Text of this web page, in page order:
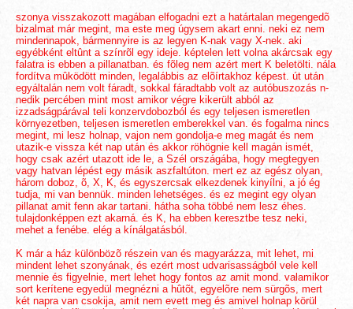
szonya visszakozott magában elfogadni ezt a határtalan megengedõ
bizalmat már megint, ma este meg úgysem akart enni. neki ez nem
mindennapok, bármennyire is az legyen K-nak vagy X-nek. aki
egyébként eltûnt a színrõl egy ideje. képtelen lett volna akárcsak egy
falatra is ebben a pillanatban. és fõleg nem azért mert K beletölti. nála
fordítva mûködött minden, legalábbis az elõírtakhoz képest. út után
egyáltalán nem volt fáradt, sokkal fáradtabb volt az autóbuszozás n-
nedik percében mint most amikor végre kikerült abból az
izzadságpárával teli konzervdobozból és egy teljesen ismeretlen
környezetben, teljesen ismeretlen emberekkel van. és fogalma nincs
megint, mi lesz holnap, vajon nem gondolja-e meg magát és nem
utazik-e vissza két nap után és akkor röhögnie kell magán ismét,
hogy csak azért utazott ide le, a Szél országába, hogy megtegyen
vagy hatvan lépést egy másik aszfaltúton. mert ez az egész olyan,
három doboz, õ, X, K, és egyszercsak elkezdenek kinyílni, a jó ég
tudja, mi van bennük. minden lehetséges. és ez megint egy olyan
pillanat amit fenn akar tartani. hátha soha többé nem lesz éhes.
tulajdonképpen ezt akarná. és K, ha ebben keresztbe tesz neki,
mehet a fenébe. elég a kínálgatásból.
K már a ház különbözõ részein van és magyarázza, mit lehet, mi
mindent lehet szonyának, és ezért most udvarisasságból vele kell
mennie és figyelnie, mert lehet hogy fontos az amit mond. valamikor
sort kerítene egyedül megnézni a hûtõt, egyelõre nem sürgõs, mert
két napra van csokija, amit nem evett meg és amivel holnap körül